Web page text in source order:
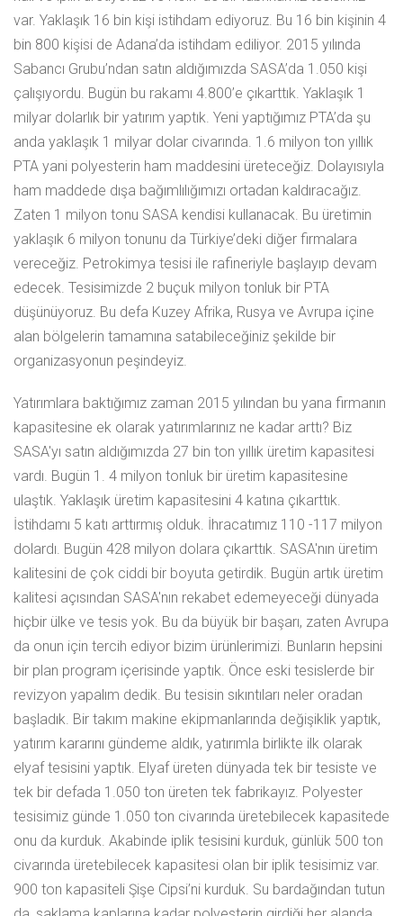
var. Yaklaşık 16 bin kişi istihdam ediyoruz. Bu 16 bin kişinin 4
bin 800 kişisi de Adana’da istihdam ediliyor. 2015 yılında
Sabancı Grubu’ndan satın aldığımızda SASA’da 1.050 kişi
çalışıyordu. Bugün bu rakamı 4.800’e çıkarttık. Yaklaşık 1
milyar dolarlık bir yatırım yaptık. Yeni yaptığımız PTA’da şu
anda yaklaşık 1 milyar dolar civarında. 1.6 milyon ton yıllık
PTA yani polyesterin ham maddesini üreteceğiz. Dolayısıyla
ham maddede dışa bağımlılığımızı ortadan kaldıracağız.
Zaten 1 milyon tonu SASA kendisi kullanacak. Bu üretimin
yaklaşık 6 milyon tonunu da Türkiye’deki diğer firmalara
vereceğiz. Petrokimya tesisi ile rafineriyle başlayıp devam
edecek. Tesisimizde 2 buçuk milyon tonluk bir PTA
düşünüyoruz. Bu defa Kuzey Afrika, Rusya ve Avrupa içine
alan bölgelerin tamamına satabileceğiniz şekilde bir
organizasyonun peşindeyiz.
Yatırımlara baktığımız zaman 2015 yılından bu yana firmanın
kapasitesine ek olarak yatırımlarınız ne kadar arttı? Biz
SASA'yı satın aldığımızda 27 bin ton yıllık üretim kapasitesi
vardı. Bugün 1. 4 milyon tonluk bir üretim kapasitesine
ulaştık. Yaklaşık üretim kapasitesini 4 katına çıkarttık.
İstihdamı 5 katı arttırmış olduk. İhracatımız 110 -117 milyon
dolardı. Bugün 428 milyon dolara çıkarttık. SASA'nın üretim
kalitesini de çok ciddi bir boyuta getirdik. Bugün artık üretim
kalitesi açısından SASA'nın rekabet edemeyeceği dünyada
hiçbir ülke ve tesis yok. Bu da büyük bir başarı, zaten Avrupa
da onun için tercih ediyor bizim ürünlerimizi. Bunların hepsini
bir plan program içerisinde yaptık. Önce eski tesislerde bir
revizyon yapalım dedik. Bu tesisin sıkıntıları neler oradan
başladık. Bir takım makine ekipmanlarında değişiklik yaptık,
yatırım kararını gündeme aldık, yatırımla birlikte ilk olarak
elyaf tesisini yaptık. Elyaf üreten dünyada tek bir tesiste ve
tek bir defada 1.050 ton üreten tek fabrikayız. Polyester
tesisimiz günde 1.050 ton civarında üretebilecek kapasitede
onu da kurduk. Akabinde iplik tesisini kurduk, günlük 500 ton
civarında üretebilecek kapasitesi olan bir iplik tesisimiz var.
900 ton kapasiteli Şişe Cipsi’ni kurduk. Su bardağından tutun